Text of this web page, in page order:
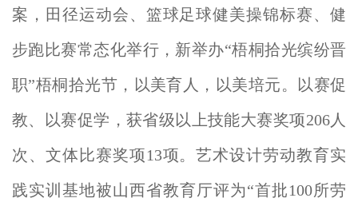
案，田径运动会、篮球足球健美操锦标赛、健
步跑比赛常态化举行，新举办“梧桐拾光缤纷晋
职”梧桐拾光节，以美育人，以美培元。以赛促
教、以赛促学，获省级以上技能大赛奖项206人
次、文体比赛奖项13项。艺术设计劳动教育实
践实训基地被山西省教育厅评为“首批100所劳